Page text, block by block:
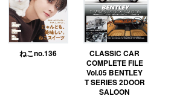
ねこno.136
CLASSIC CAR
COMPLETE FILE
Vol.05 BENTLEY
T SERIES 2DOOR
SALOON